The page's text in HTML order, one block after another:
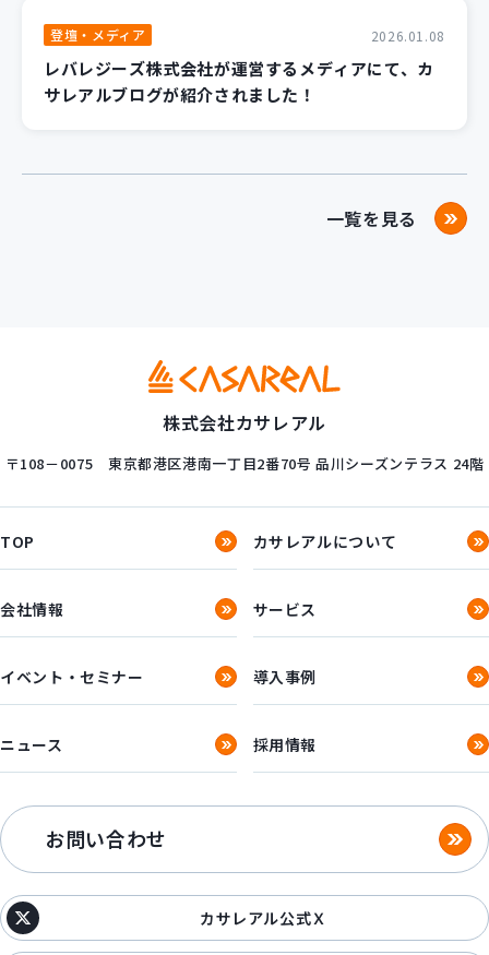
登壇・メディア 2026.01.08
レバレジーズ株式会社が運営するメディアにて、カ
サレアルブログが紹介されました！
一覧を見る
株式会社カサレアル
〒108－0075 東京都港区港南一丁目2番70号 品川シーズンテラス 24階
TOP カサレアルについて
会社情報 サービス
イベント・セミナー 導入事例
ニュース 採用情報
お問い合わせ
カサレアル公式Ｘ